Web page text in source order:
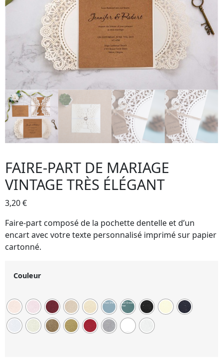
FAIRE-PART DE MARIAGE
VINTAGE TRÈS ÉLÉGANT
3,20€
Faire-part composé de la pochette dentelle et d’un
encart avec votre texte personnalisé imprimé sur papier
cartonné.
Couleur